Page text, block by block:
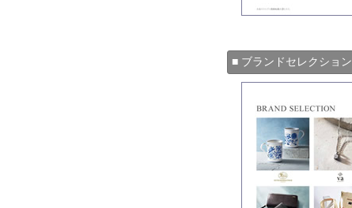
■ ブランドセレクション